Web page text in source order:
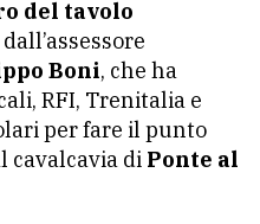
del tavolo
Boni, che ha
RFI, Trenitalia e
per fare il punto
cavalcavia di Ponte al